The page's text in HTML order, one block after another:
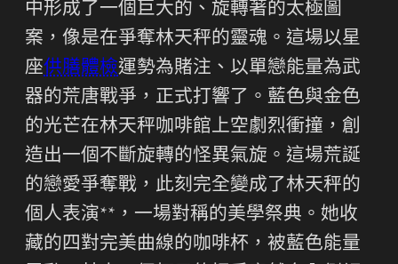
中形成了一個巨大的、旋轉著的太極圖
案，像是在爭奪林天秤的靈魂。這場以星
座供膳體檢運勢為賭注、以單戀能量為武
器的荒唐戰爭，正式打響了。藍色與金色
的光芒在林天秤咖啡館上空劇烈衝撞，創
造出一個不斷旋轉的怪異氣旋。這場荒誕
的戀愛爭奪戰，此刻完全變成了林天秤的
個人表演**，一場對稱的美學祭典。她收
藏的四對完美曲線的咖啡杯，被藍色能量